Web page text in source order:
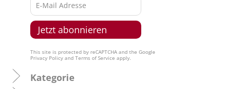
This site is protected by reCAPTCHA and the Google
Privacy Policy and Terms of Service apply.
Kategorie